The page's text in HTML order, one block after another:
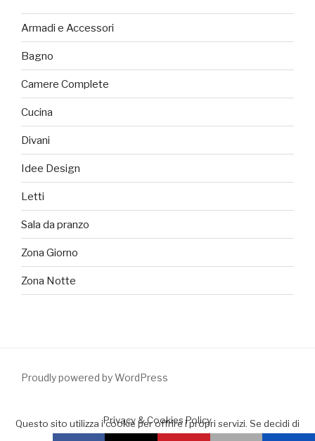
Armadi e Accessori
Bagno
Camere Complete
Cucina
Divani
Idee Design
Letti
Sala da pranzo
Zona Giorno
Zona Notte
Proudly powered by WordPress
Questo sito utilizza i cookie per offrire i propri servizi. Se decidi di
Privacy & Cookies Policy